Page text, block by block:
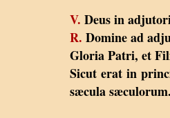
V. Deus in
R. Domine ad
Gloria Patri, et
Sicut erat in
sæcula